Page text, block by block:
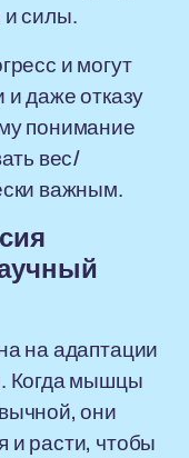
и силы.
и могут
и даже отказу
понимание
вес/
важным.
на адаптации
Когда мышцы
они
и расти, чтобы